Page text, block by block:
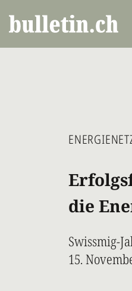
zum
Inhalt
die
Swissmig-
15.